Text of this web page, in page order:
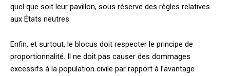
quel que soit leur pavillon, sous réserve des règles relatives
aux États neutres.
Enfin, et surtout, le blocus doit respecter le principe de
proportionnalité. Il ne doit pas causer des dommages
excessifs à la population civile par rapport à l’avantage